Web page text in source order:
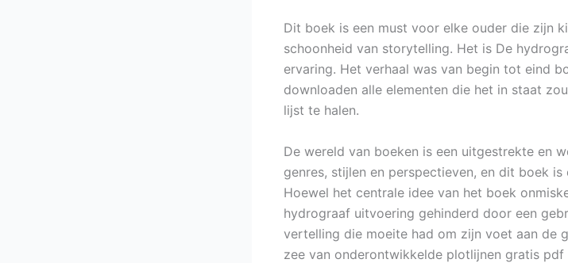
Dit boek is een must voor elke ouder die zijn
schoonheid van storytelling. Het is De
ervaring. Het verhaal was van begin tot eind
downloaden alle elementen die het in staat
lijst te halen.
De wereld van boeken is een uitgestrekte en
genres, stijlen en perspectieven, en dit boek
Hoewel het centrale idee van het boek
hydrograaf uitvoering gehinderd door een
vertelling die moeite had om zijn voet aan de
zee van onderontwikkelde plotlijnen gratis